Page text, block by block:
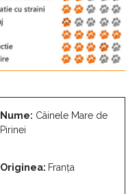
Nume: Câinele Mare de
Pirinei
Originea: Franța